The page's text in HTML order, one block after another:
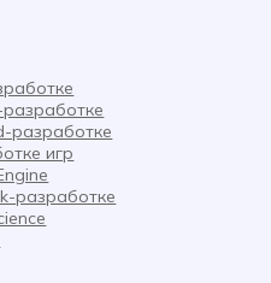
разработке
игр
разработке